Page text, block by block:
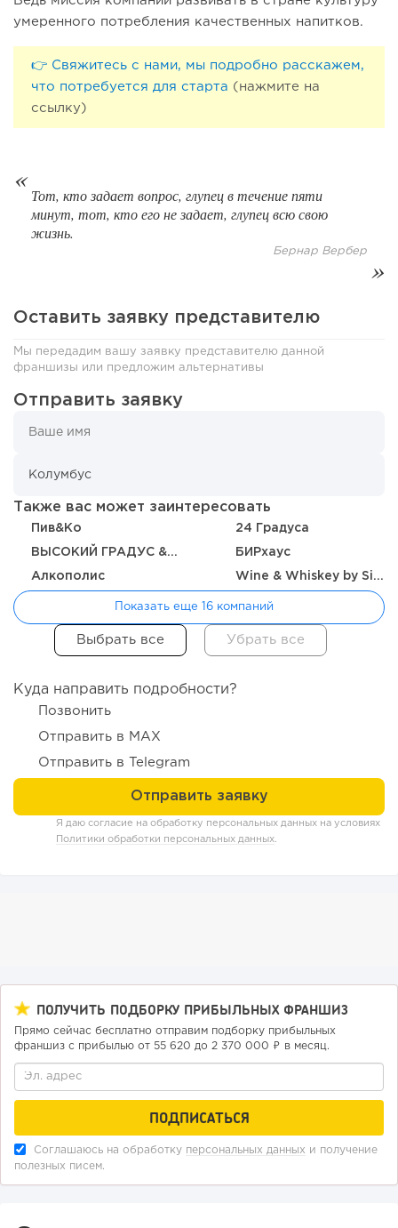
67
63
От стартапа за 30 тысяч рублей до бизнеса стоимостью
114
Отзыв SSL-сертификатов у банков: как это влияет на
российский...
135 9 2
«Прибыль 20 млн в год, а я ездил на метро»: куда в
интернет-магазине...
умеренного потребления качественных напитков.
👉 Свяжитесь с нами, мы подробно расскажем,
что потребуется для старта (нажмите на
ссылку)
Тот, кто задает вопрос, глупец в течение пяти
минут, тот, кто его не задает, глупец всю свою
жизнь.
Бернар Вербер
Оставить заявку представителю
Мы передадим вашу заявку представителю данной
франшизы или предложим альтернативы
Отправить заявку
Также вас может заинтересовать
Пив&Ко 24 Градуса
ВЫСОКИЙ ГРАДУС & FOOD 24/7 БИРхаус
Алкополис Wine & Whiskey by Simple
Показать еще 16 компаний
Куда направить подробности?
Позвонить
Отправить в MAX
Отправить в Telegram
Я даю согласие на обработку персональных данных на условиях
Политики обработки персональных данных.
ПОЛУЧИТЬ ПОДБОРКУ ПРИБЫЛЬНЫХ ФРАНШИЗ
Прямо сейчас бесплатно отправим подборку прибыльных
франшиз с прибылью от 55 620 до 2 370 000 ₽ в месяц.
Соглашаюсь на обработку персональных данных и получение
полезных писем.